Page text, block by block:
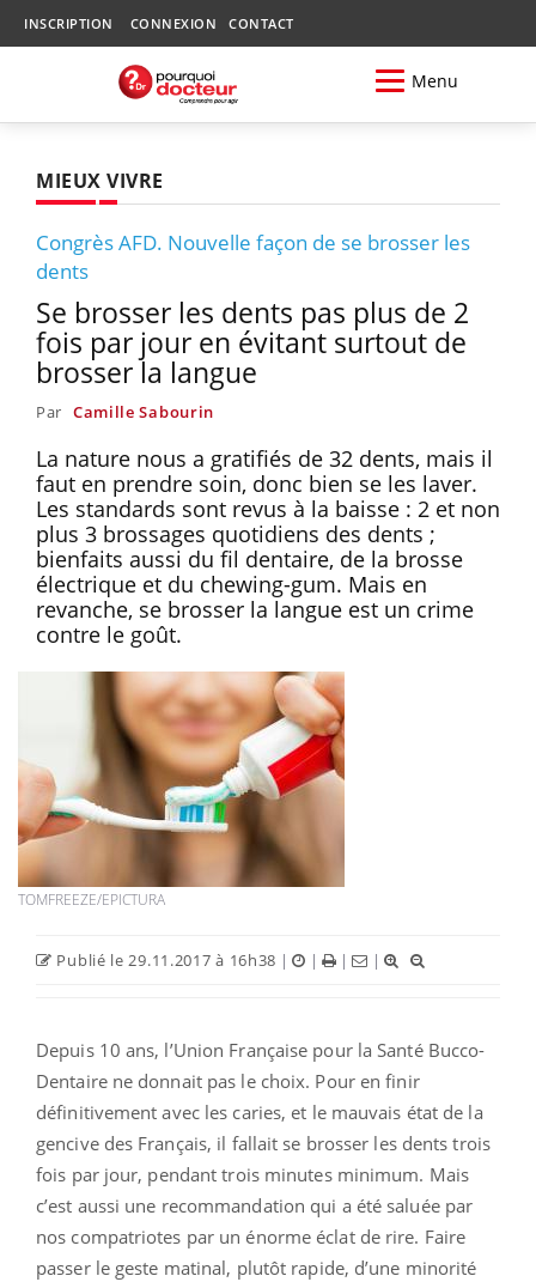
INSCRIPTION CONNEXION CONTACT
Menu
MIEUX VIVRE
Congrès AFD. Nouvelle façon de se brosser les
dents
Se brosser les dents pas plus de 2
fois par jour en évitant surtout de
brosser la langue
Par Camille Sabourin
La nature nous a gratifiés de 32 dents, mais il
faut en prendre soin, donc bien se les laver.
Les standards sont revus à la baisse : 2 et non
plus 3 brossages quotidiens des dents ;
bienfaits aussi du fil dentaire, de la brosse
électrique et du chewing-gum. Mais en
revanche, se brosser la langue est un crime
contre le goût.
TOMFREEZE/EPICTURA
Publié le 29.11.2017 à 16h38 | | | |
Depuis 10 ans, l’Union Française pour la Santé Bucco-
Dentaire ne donnait pas le choix. Pour en finir
définitivement avec les caries, et le mauvais état de la
gencive des Français, il fallait se brosser les dents trois
fois par jour, pendant trois minutes minimum. Mais
c’est aussi une recommandation qui a été saluée par
nos compatriotes par un énorme éclat de rire. Faire
passer le geste matinal, plutôt rapide, d’une minorité